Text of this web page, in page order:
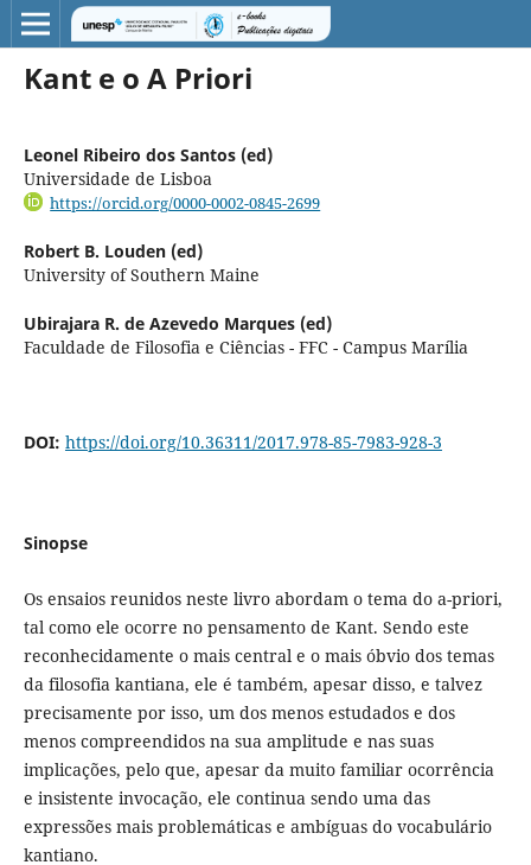
Kant e o A Priori
Leonel Ribeiro dos Santos (ed)
Universidade de Lisboa
https://orcid.org/0000-0002-0845-2699
Robert B. Louden (ed)
University of Southern Maine
Ubirajara R. de Azevedo Marques (ed)
Faculdade de Filosofia e Ciências - FFC - Campus Marília
DOI: https://doi.org/10.36311/2017.978-85-7983-928-3
Sinopse
Os ensaios reunidos neste livro abordam o tema do a-priori,
tal como ele ocorre no pensamento de Kant. Sendo este
reconhecidamente o mais central e o mais óbvio dos temas
da filosofia kantiana, ele é também, apesar disso, e talvez
precisamente por isso, um dos menos estudados e dos
menos compreendidos na sua amplitude e nas suas
implicações, pelo que, apesar da muito familiar ocorrência
e insistente invocação, ele continua sendo uma das
expressões mais problemáticas e ambíguas do vocabulário
kantiano.